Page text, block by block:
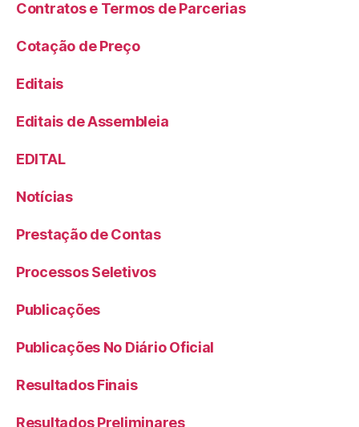
Contratos e Termos de Parcerias
Cotação de Preço
Editais
Editais de Assembleia
EDITAL
Notícias
Prestação de Contas
Processos Seletivos
Publicações
Publicações No Diário Oficial
Resultados Finais
Resultados Preliminares